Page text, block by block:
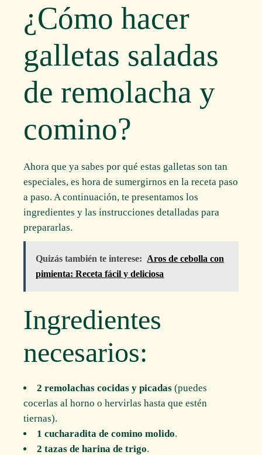
¿Cómo hacer
galletas saladas
de remolacha y
comino?
Ahora que ya sabes por qué estas galletas son tan
especiales, es hora de sumergirnos en la receta paso
a paso. A continuación, te presentamos los
ingredientes y las instrucciones detalladas para
prepararlas.
Quizás también te interese: Aros de cebolla con
pimienta: Receta fácil y deliciosa
Ingredientes
necesarios:
2 remolachas cocidas y picadas (puedes
cocerlas al horno o hervirlas hasta que estén
tiernas).
1 cucharadita de comino molido.
2 tazas de harina de trigo.